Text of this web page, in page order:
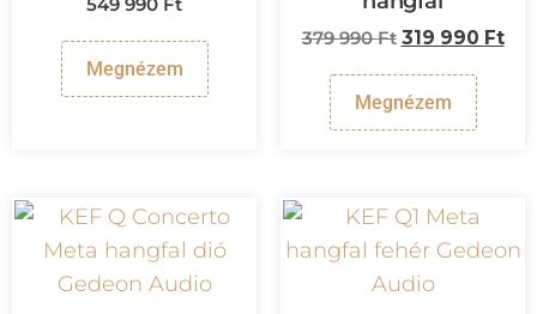
Megnézem
379 990Ft 319 990 Ft
Megnézem